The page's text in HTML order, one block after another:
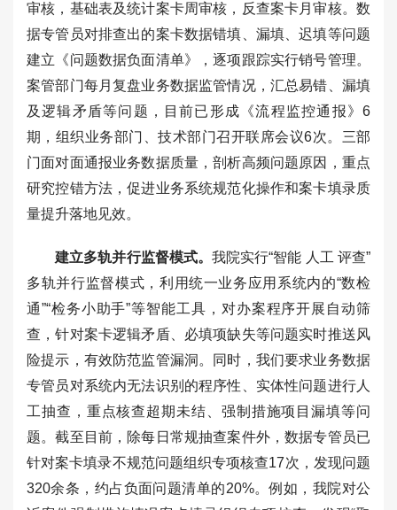
审核，基础表及统计案卡周审核，反查案卡月审核。数
据专管员对排查出的案卡数据错填、漏填、迟填等问题
建立《问题数据负面清单》，逐项跟踪实行销号管理。
案管部门每月复盘业务数据监管情况，汇总易错、漏填
及逻辑矛盾等问题，目前已形成《流程监控通报》6
期，组织业务部门、技术部门召开联席会议6次。三部
门面对面通报业务数据质量，剖析高频问题原因，重点
研究控错方法，促进业务系统规范化操作和案卡填录质
量提升落地见效。
建立多轨并行监督模式。我院实行“智能 人工 评查”
多轨并行监督模式，利用统一业务应用系统内的“数检
通”“检务小助手”等智能工具，对办案程序开展自动筛
查，针对案卡逻辑矛盾、必填项缺失等问题实时推送风
险提示，有效防范监管漏洞。同时，我们要求业务数据
专管员对系统内无法识别的程序性、实体性问题进行人
工抽查，重点核查超期未结、强制措施项目漏填等问
题。截至目前，除每日常规抽查案件外，数据专管员已
针对案卡填录不规范问题组织专项核查17次，发现问题
320余条，约占负面问题清单的20%。例如，我院对公